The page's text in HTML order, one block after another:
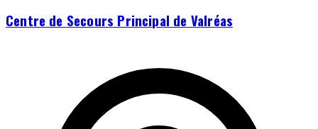
Centre de Secours Principal de Valréas